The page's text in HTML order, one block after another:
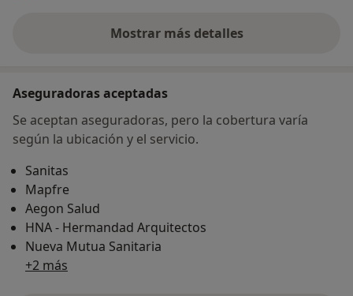
Mostrar más detalles
sobre la dirección
Aseguradoras aceptadas
Se aceptan aseguradoras, pero la cobertura varía
según la ubicación y el servicio.
Sanitas
Mapfre
Aegon Salud
HNA - Hermandad Arquitectos
Nueva Mutua Sanitaria
+2 más